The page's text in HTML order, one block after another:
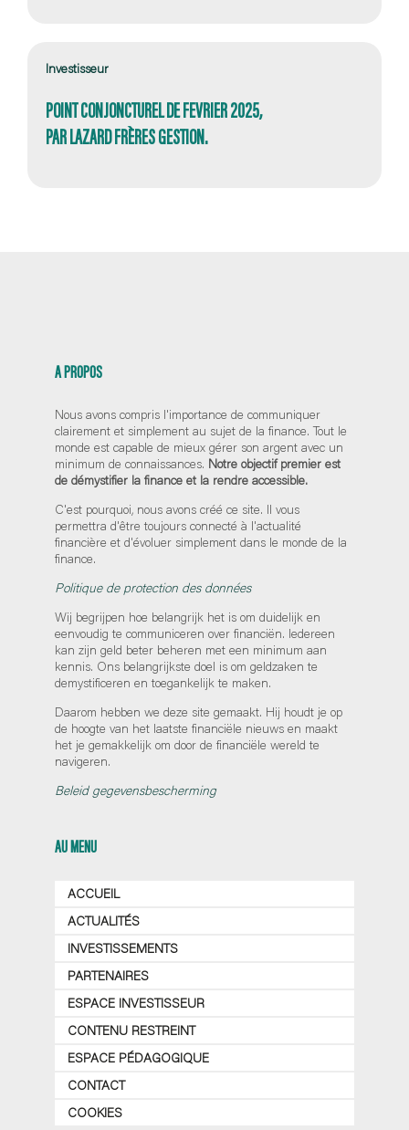
Investisseur
POINT CONJONCTUREL DE FEVRIER 2025,
PAR LAZARD FRÈRES GESTION.
A PROPOS
Nous avons compris l'importance de communiquer
clairement et simplement au sujet de la finance. Tout le
monde est capable de mieux gérer son argent avec un
minimum de connaissances. Notre objectif premier est
de démystifier la finance et la rendre accessible.
C'est pourquoi, nous avons créé ce site. Il vous
permettra d'être toujours connecté à l'actualité
financière et d'évoluer simplement dans le monde de la
finance.
Politique de protection des données
Wij begrijpen hoe belangrijk het is om duidelijk en
eenvoudig te communiceren over financiën. Iedereen
kan zijn geld beter beheren met een minimum aan
kennis. Ons belangrijkste doel is om geldzaken te
demystificeren en toegankelijk te maken.
Daarom hebben we deze site gemaakt. Hij houdt je op
de hoogte van het laatste financiële nieuws en maakt
het je gemakkelijk om door de financiële wereld te
navigeren.
Beleid gegevensbescherming
AU MENU
ACCUEIL
ACTUALITÉS
INVESTISSEMENTS
PARTENAIRES
ESPACE INVESTISSEUR
CONTENU RESTREINT
ESPACE PÉDAGOGIQUE
CONTACT
COOKIES